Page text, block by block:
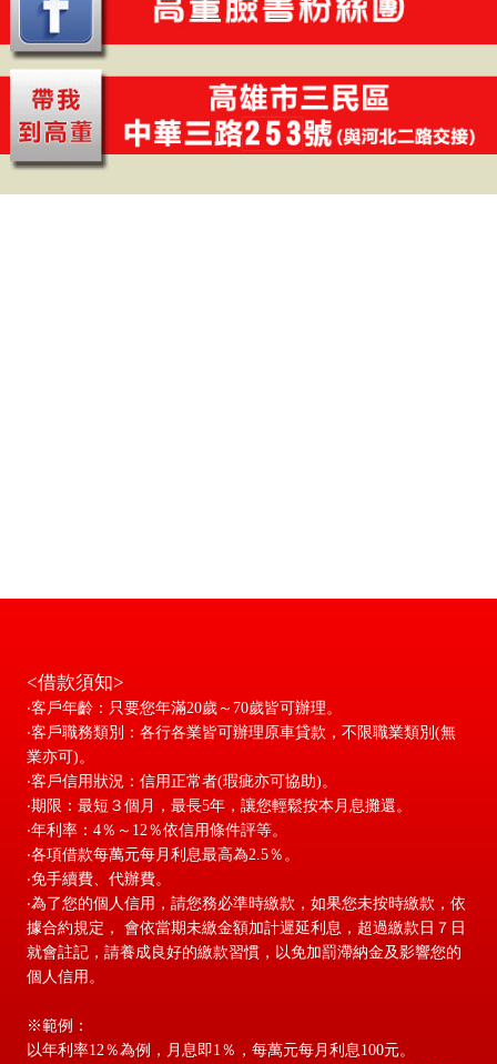
<借款須知>
‧客戶年齡：只要您年滿20歲～70歲皆可辦理。
‧客戶職務類別：各行各業皆可辦理原車貸款，不限職業類別(無
業亦可)。
‧客戶信用狀況：信用正常者(瑕疵亦可協助)。
‧期限：最短３個月，最長5年，讓您輕鬆按本月息攤還。
‧年利率：4％～12％依信用條件評等。
‧各項借款每萬元每月利息最高為2.5％。
‧免手續費、代辦費。
‧為了您的個人信用，請您務必準時繳款，如果您未按時繳款，依
據合約規定， 會依當期未繳金額加計遲延利息，超過繳款日７日
就會註記，請養成良好的繳款習慣，以免加罰滯納金及影響您的
個人信用。
※範例：
以年利率12％為例，月息即1％，每萬元每月利息100元。